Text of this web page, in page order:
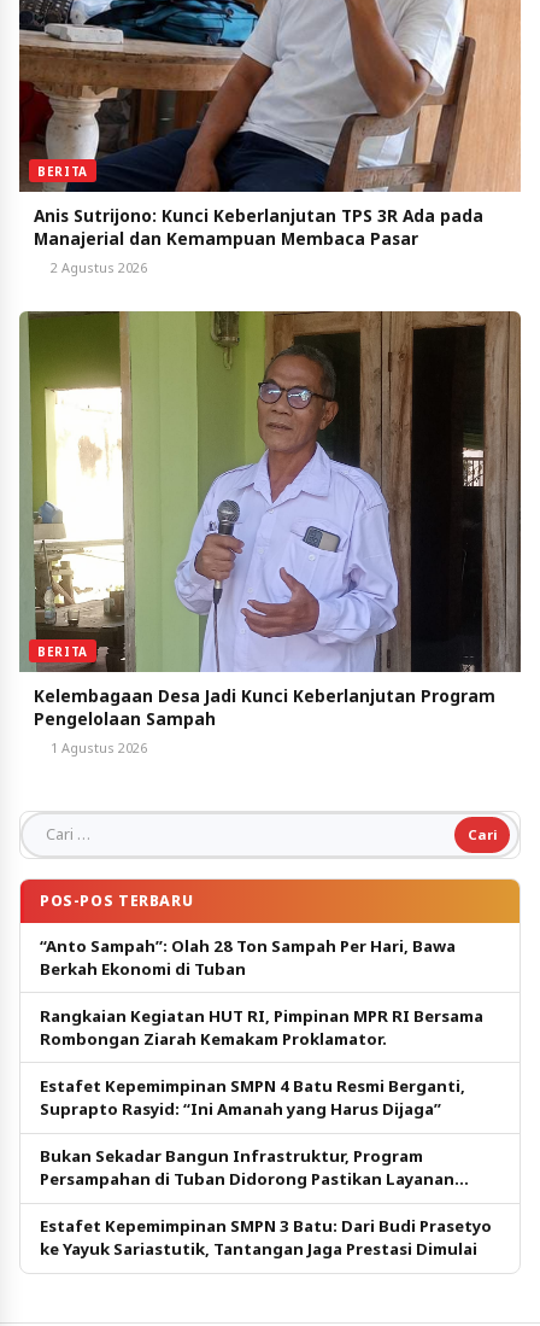
BERITA
Anis Sutrijono: Kunci Keberlanjutan TPS 3R Ada pada
Manajerial dan Kemampuan Membaca Pasar
2 Agustus 2026
BERITA
Kelembagaan Desa Jadi Kunci Keberlanjutan Program
Pengelolaan Sampah
1 Agustus 2026
Cari untuk:
POS-POS TERBARU
“Anto Sampah”: Olah 28 Ton Sampah Per Hari, Bawa
Berkah Ekonomi di Tuban
Rangkaian Kegiatan HUT RI, Pimpinan MPR RI Bersama
Rombongan Ziarah Kemakam Proklamator.
Estafet Kepemimpinan SMPN 4 Batu Resmi Berganti,
Suprapto Rasyid: “Ini Amanah yang Harus Dijaga”
Bukan Sekadar Bangun Infrastruktur, Program
Persampahan di Tuban Didorong Pastikan Layanan
Tetap Berjalan
Estafet Kepemimpinan SMPN 3 Batu: Dari Budi Prasetyo
ke Yayuk Sariastutik, Tantangan Jaga Prestasi Dimulai